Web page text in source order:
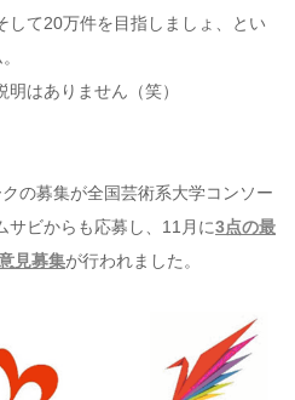
して20万件を目指しましょ、とい
はありません（笑）
の募集が全国芸術系大学コンソー
サビからも応募し、11月に3点の最
見募集が行われました。